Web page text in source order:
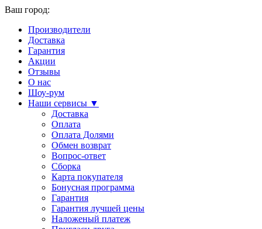
Ваш город:
Производители
Доставка
Гарантия
Акции
Отзывы
О нас
Шоу-рум
Наши сервисы ▼
Доставка
Оплата
Оплата Долями
Обмен возврат
Вопрос-ответ
Сборка
Карта покупателя
Бонусная программа
Гарантия
Гарантия лучшей цены
Наложеный платеж